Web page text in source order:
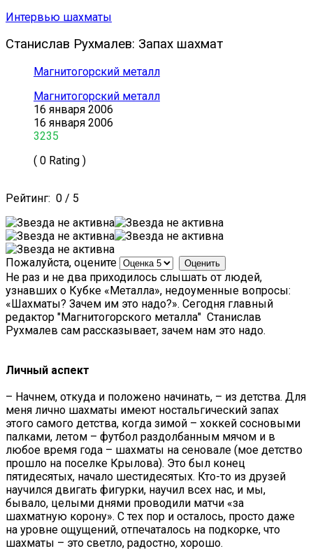
Интервью шахматы
Станислав Рухмалев: Запах шахмат
Магнитогорский металл
Магнитогорский металл
16 января 2006
16 января 2006
3235
( 0 Rating )
Рейтинг: 0 / 5
Пожалуйста, оцените
Не раз и не два приходилось слышать от людей,
узнавших о Кубке «Металла», недоуменные вопросы:
«Шахматы? Зачем им это надо?». Сегодня главный
редактор "Магнитогорского металла" Станислав
Рухмалев сам рассказывает, зачем нам это надо.
Личный аспект
– Начнем, откуда и положено начинать, – из детства. Для
меня лично шахматы имеют ностальгический запах
этого самого детства, когда зимой – хоккей сосновыми
палками, летом – футбол раздолбанным мячом и в
любое время года – шахматы на сеновале (мое детство
прошло на поселке Крылова). Это был конец
пятидесятых, начало шестидесятых. Кто-то из друзей
научился двигать фигурки, научил всех нас, и мы,
бывало, целыми днями проводили матчи «за
шахматную корону». С тех пор и осталось, просто даже
на уровне ощущений, отпечаталось на подкорке, что
шахматы – это светло, радостно, хорошо.